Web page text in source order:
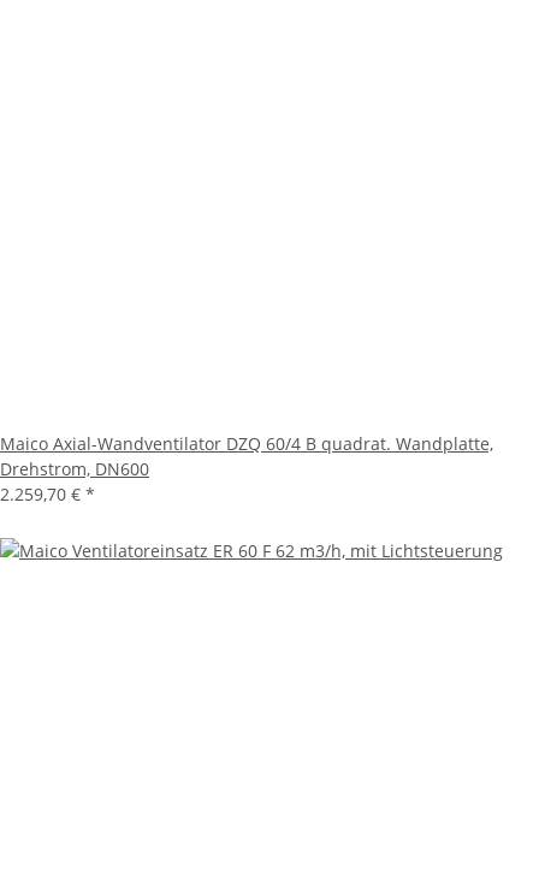
Maico Axial-Wandventilator DZQ 60/4 B quadrat. Wandplatte,
Drehstrom, DN600
2.259,70 € *